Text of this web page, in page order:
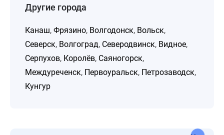
Другие города
Канаш, Фрязино, Волгодонск, Вольск,
Северск, Волгоград, Северодвинск, Видное,
Серпухов, Королёв, Саяногорск,
Междуреченск, Первоуральск, Петрозаводск,
Кунгур